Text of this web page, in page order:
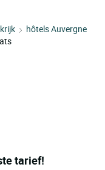
hôtels Auvergne
tarief!